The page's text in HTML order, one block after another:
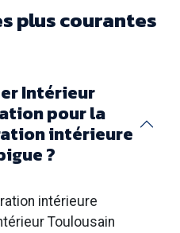
plus courantes
Intérieur
pour la
intérieure
?
intérieure
Toulousain